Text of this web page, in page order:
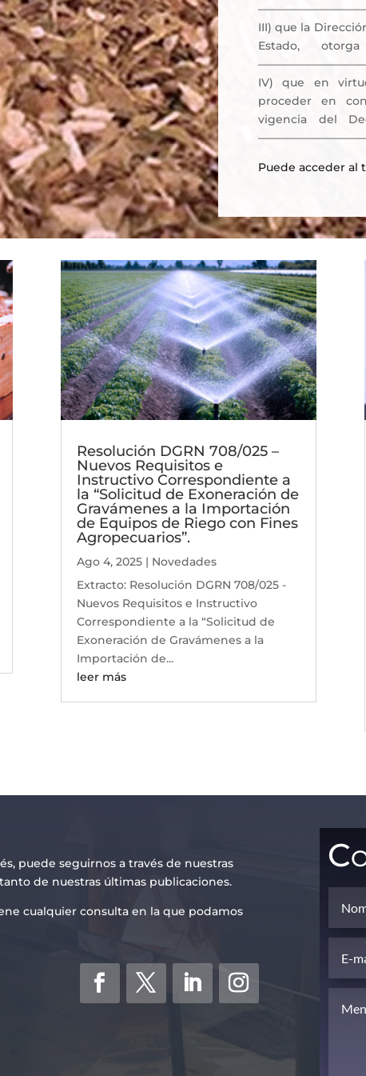
III) que la
Estado,
IV) que en
proceder en
vigencia del
Puede acceder
Resolución DGRN 708/025 –
Nuevos Requisitos e
Instructivo Correspondiente a
la “Solicitud de Exoneración de
Gravámenes a la Importación
de Equipos de Riego con Fines
Agropecuarios”.
Ago 4, 2025| Novedades
Extracto: Resolución DGRN 708/025 -
Nuevos Requisitos e Instructivo
Correspondiente a la “Solicitud de
Exoneración de Gravámenes a la
Importación de...
leer más
puede seguirnos a través de nuestras
de nuestras últimas publicaciones.
cualquier consulta en la que podamos